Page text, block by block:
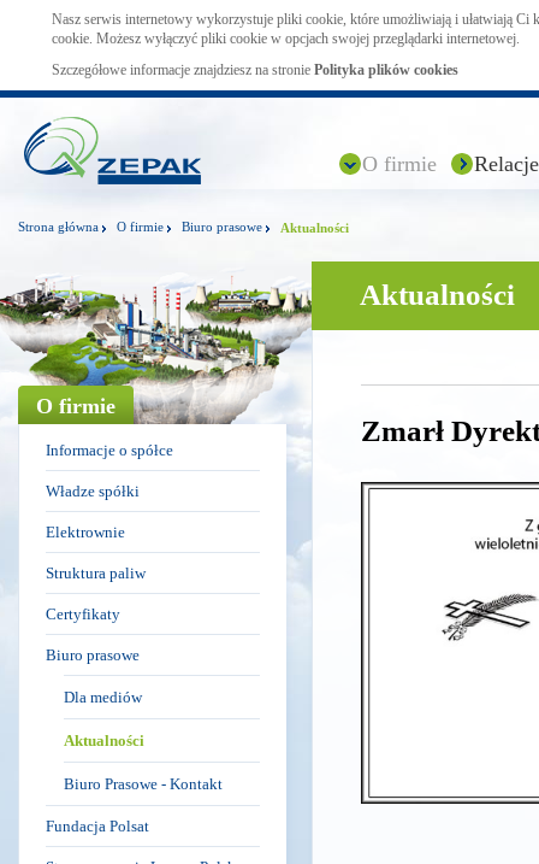
Nasz serwis internetowy wykorzystuje pliki cookie, które umożliwiają i ułatwiają Ci
cookie. Możesz wyłączyć pliki cookie w opcjach swojej przeglądarki internetowej.
Szczegółowe informacje znajdziesz na stronie Polityka plików cookies
O firmie
Strona główna O firmie Biuro prasowe Aktualności
O firmie
Informacje o spółce
Władze spółki
Elektrownie
Struktura paliw
Certyfikaty
Biuro prasowe
Dla mediów
Aktualności
Biuro Prasowe - Kontakt
Fundacja Polsat
Aktualności
Zmarł